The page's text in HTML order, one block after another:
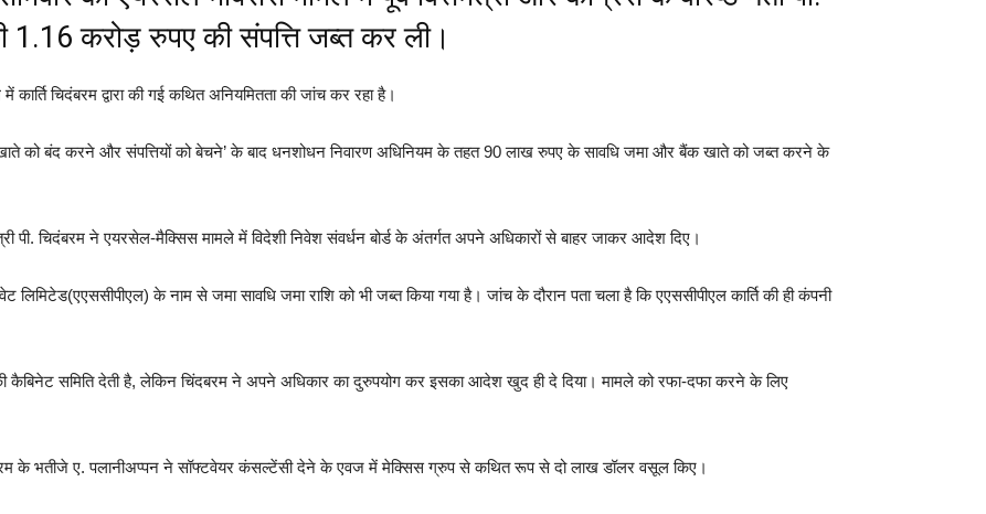
1.16 करोड़ रुपए की संपत्ति जब्त कर ली।
चिदंबरम द्वारा की गई कथित अनियमितता की जांच कर रहा है।
खाते को बंद करने और संपत्तियों को बेचने’ के बाद धनशोधन निवारण अधिनियम के तहत 90 लाख रुपए के सावधि जमा और बैंक खाते को जब्त करने के
पी. चिदंबरम ने एयरसेल-मैक्सिस मामले में विदेशी निवेश संवर्धन बोर्ड के अंतर्गत अपने अधिकारों से बाहर जाकर आदेश दिए।
लिमिटेड(एएससीपीएल) के नाम से जमा सावधि जमा राशि को भी जब्त किया गया है। जांच के दौरान पता चला है कि एएससीपीएल कार्ति की ही कंपनी
कैबिनेट समिति देती है, लेकिन चिंदबरम ने अपने अधिकार का दुरुपयोग कर इसका आदेश खुद ही दे दिया। मामले को रफा-दफा करने के लिए
के भतीजे ए. पलानीअप्पन ने सॉफ्टवेयर कंसल्टेंसी देने के एवज में मेक्सिस ग्रुप से कथित रूप से दो लाख डॉलर वसूल किए।